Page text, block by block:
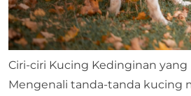
Ciri-ciri Kucing Kedinginan yang
Mengenali tanda-tanda kucing